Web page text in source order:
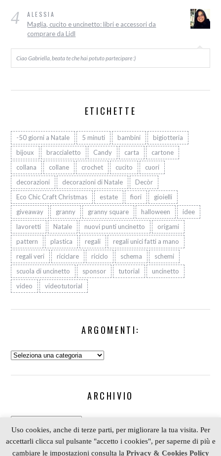
4 ALESSIA
Maglia, cucito e uncinetto: libri e accessori da
comprare da Lidl
Ciao Gabriella, beata te che hai potuto partecipare :)
ETICHETTE
-50 giorni a Natale 5 minuti bambini
bigiotteria
bijoux
braccialetto Candy carta
cartone
collana
collane crochet cucito
cuori
decorazioni
decorazioni di Natale
Decòr
Eco Chic Craft Christmas
estate fiori
gioielli
giveaway
granny granny square halloween
idee
lavoretti
Natale nuovi punti uncinetto
origami
pattern
plastica regali
regali unici fatti a mano
regali veri
riciclare riciclo schema
schemi
scuola di uncinetto
sponsor tutorial
uncinetto
video
videotutorial
ARGOMENTI:
Argomenti:
ARCHIVIO
Archivio
Uso cookies, anche di terze parti, per migliorare la tua visita. Per
accettarli clicca sul pulsante "accetto i cookies", per saperne di più e
cambiare le impostazioni consulta la Privacy & Cookies Policy